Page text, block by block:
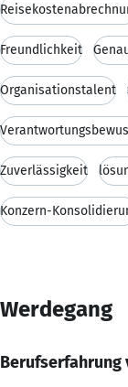
Freundlichkeit
Organisationstalent
Zuverlässigkeit
Konzern-
Werdegang
Berufserfahrung